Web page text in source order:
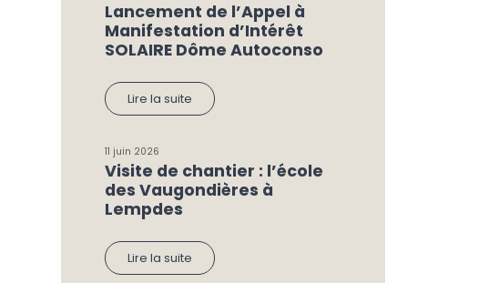
Lancement de l’Appel à
Manifestation d’Intérêt
SOLAIRE Dôme Autoconso
Lire la suite
11 juin 2026
Visite de chantier : l’école
des Vaugondières à
Lempdes
Lire la suite